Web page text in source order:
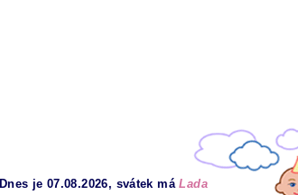
Dnes je 07.08.2026, svátek máLada